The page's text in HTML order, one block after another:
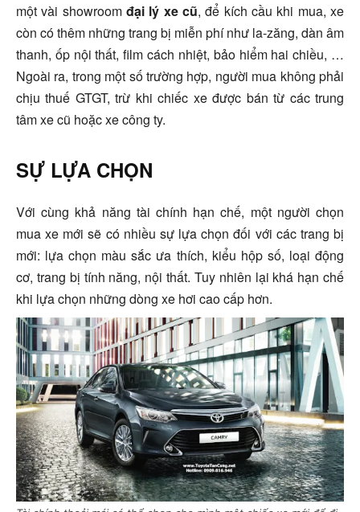
một vài showroom đại lý xe cũ, để kích cầu khi mua, xe
còn có thêm những trang bị miễn phí như la-zăng, dàn âm
thanh, ốp nội thất, film cách nhiệt, bảo hiểm hai chiều, …
Ngoài ra, trong một số trường hợp, người mua không phải
chịu thuế GTGT, trừ khi chiếc xe được bán từ các trung
tâm xe cũ hoặc xe công ty.
SỰ LỰA CHỌN
Với cùng khả năng tài chính hạn chế, một người chọn
mua xe mới sẽ có nhiều sự lựa chọn đối với các trang bị
mới: lựa chọn màu sắc ưa thích, kiểu hộp số, loại động
cơ, trang bị tính năng, nội thất. Tuy nhiên lại khá hạn chế
khi lựa chọn những dòng xe hơi cao cấp hơn.